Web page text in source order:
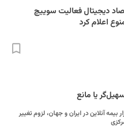
دیجیتال فعالیت سوییچ
اعلام کرد
یا مانع
آنلاین در ایران و جهان، لزوم تغییر